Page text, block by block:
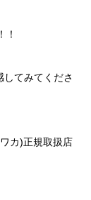
！
てみてくださ
カ)正規取扱店